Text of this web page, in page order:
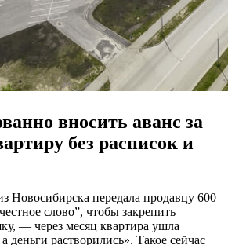
вносить аванс за
без расписок и
передала продавцу 600
слово”, чтобы закрепить
— через месяц квартира ушла
деньги растворились». Такое сейчас